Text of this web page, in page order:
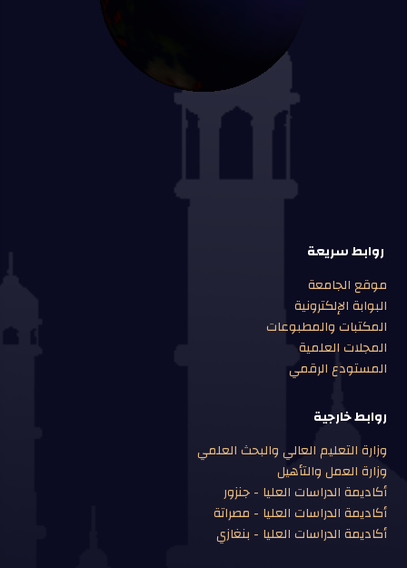
روابط سريعة
موقع الجامعة
البوابة الإلكترونية
المكتبات والمطبوعات
المجلات العلمية
المستودع الرقمي
روابط خارجية
وزارة التعليم العالي والبحث العلمي
وزارة العمل والتأهيل
أكاديمة الدراسات العليا - جنزور
أكاديمة الدراسات العليا - مصراتة
أكاديمة الدراسات العليا - بنغازي